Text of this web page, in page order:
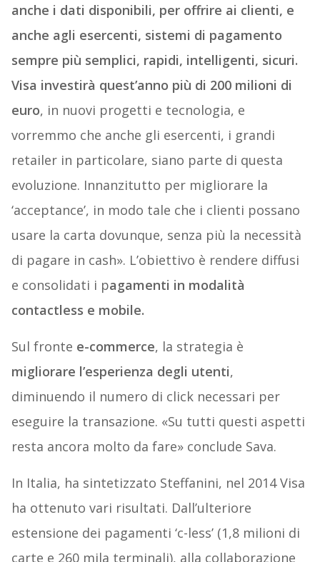
anche i dati disponibili, per offrire ai clienti, e
anche agli esercenti, sistemi di pagamento
sempre più semplici, rapidi, intelligenti, sicuri.
Visa investirà quest’anno più di 200 milioni di
euro, in nuovi progetti e tecnologia, e
vorremmo che anche gli esercenti, i grandi
retailer in particolare, siano parte di questa
evoluzione. Innanzitutto per migliorare la
‘acceptance’, in modo tale che i clienti possano
usare la carta dovunque, senza più la necessità
di pagare in cash». L’obiettivo è rendere diffusi
e consolidati i pagamenti in modalità
contactless e mobile.
Sul fronte e-commerce, la strategia è
migliorare l’esperienza degli utenti,
diminuendo il numero di click necessari per
eseguire la transazione. «Su tutti questi aspetti
resta ancora molto da fare» conclude Sava.
In Italia, ha sintetizzato Steffanini, nel 2014 Visa
ha ottenuto vari risultati. Dall’ulteriore
estensione dei pagamenti ‘c-less’ (1,8 milioni di
carte e 260 mila terminali), alla collaborazione